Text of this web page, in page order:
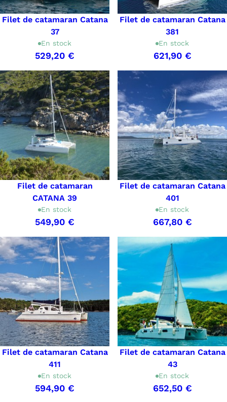
Filet de catamaran Catana
37
En stock
529,20 €
Filet de catamaran Catana
381
En stock
621,90 €
Filet de catamaran
CATANA 39
En stock
549,90 €
Filet de catamaran Catana
401
En stock
667,80 €
Filet de catamaran Catana
411
En stock
594,90 €
Filet de catamaran Catana
43
En stock
652,50 €